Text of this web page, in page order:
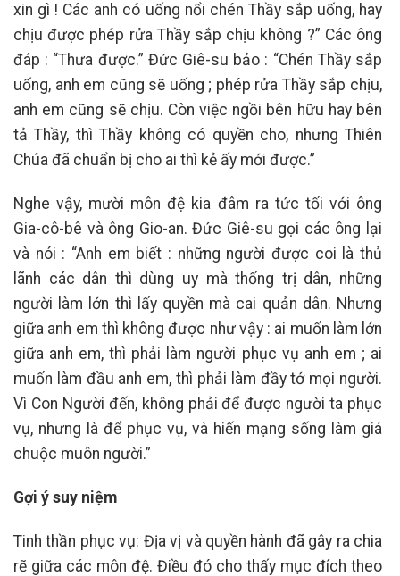
xin gì ! Các anh có uống nổi chén Thầy sắp uống, hay
chịu được phép rửa Thầy sắp chịu không ?” Các ông
đáp : “Thưa được.” Đức Giê-su bảo : “Chén Thầy sắp
uống, anh em cũng sẽ uống ; phép rửa Thầy sắp chịu,
anh em cũng sẽ chịu. Còn việc ngồi bên hữu hay bên
tả Thầy, thì Thầy không có quyền cho, nhưng Thiên
Chúa đã chuẩn bị cho ai thì kẻ ấy mới được.”
Nghe vậy, mười môn đệ kia đâm ra tức tối với ông
Gia-cô-bê và ông Gio-an. Đức Giê-su gọi các ông lại
và nói : “Anh em biết : những người được coi là thủ
lãnh các dân thì dùng uy mà thống trị dân, những
người làm lớn thì lấy quyền mà cai quản dân. Nhưng
giữa anh em thì không được như vậy : ai muốn làm lớn
giữa anh em, thì phải làm người phục vụ anh em ; ai
muốn làm đầu anh em, thì phải làm đầy tớ mọi người.
Vì Con Người đến, không phải để được người ta phục
vụ, nhưng là để phục vụ, và hiến mạng sống làm giá
chuộc muôn người.”
Gợi ý suy niệm
Tinh thần phục vụ: Địa vị và quyền hành đã gây ra chia
rẽ giữa các môn đệ. Điều đó cho thấy mục đích theo